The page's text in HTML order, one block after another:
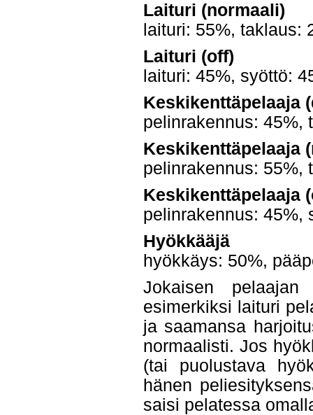
Laituri (normaali)
laituri: 55%, taklaus:
Laituri (off)
laituri: 45%, syöttö:
Keskikenttäpelaaja
pelinrakennus: 45%,
Keskikenttäpelaaja
pelinrakennus: 55%,
Keskikenttäpelaaja
pelinrakennus: 45%,
Hyökkääjä
hyökkäys: 50%,
Jokaisen
esimerkiksi laituri
ja saamansa
normaalisti. Jos
(tai puolustava
hänen
saisi pelatessa